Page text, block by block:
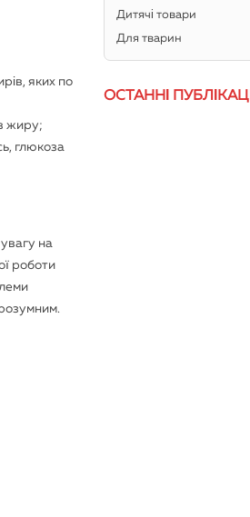
яких по
жиру;
глюкоза
на
роботи
Дитячі товари
Для тварин
ОСТАННІ ПУБЛІКАЦІЇ